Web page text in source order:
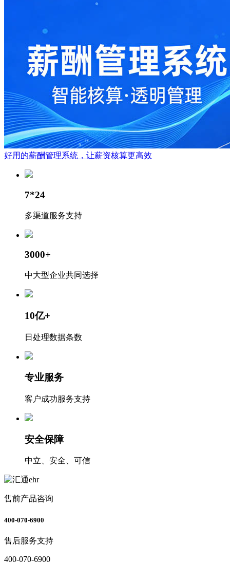
好用的薪酬管理系统，让薪资核算更高效
7*24
多渠道服务支持
3000+
中大型企业共同选择
10亿+
日处理数据条数
专业服务
客户成功服务支持
安全保障
中立、安全、可信
售前产品咨询
400-070-6900
售后服务支持
400-070-6900